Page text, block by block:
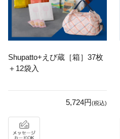
Shupatto+えび蔵［箱］37枚
＋12袋入
5,724円(税込)